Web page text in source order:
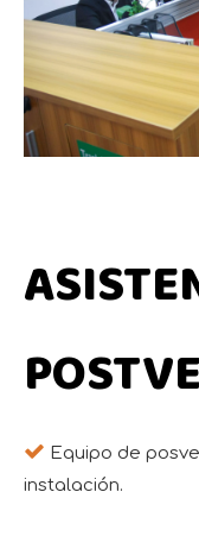
 Equipo de
instalación.